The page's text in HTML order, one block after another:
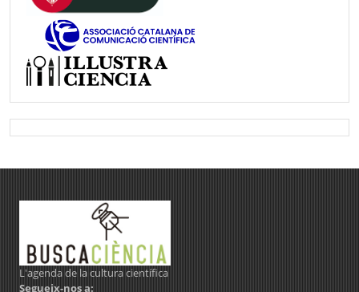
L'agenda de la cultura científica
Segueix-nos a: